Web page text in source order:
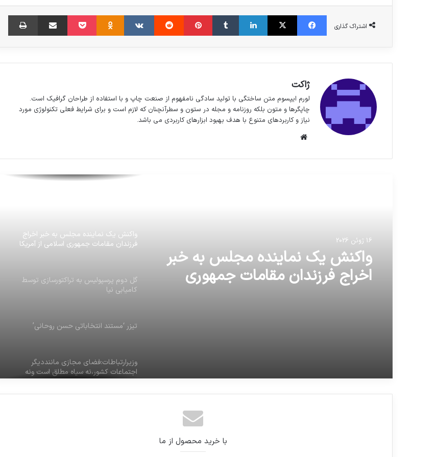
اشتراک گذاری
فیس بوک X لینکدین ‫تامبلر ‫پین‌ترست ‫رددیت ‫VKontakte
‫Odnoklassniki
پاکت اشتراک گذاری از طریق ایمیل چاپ
ژاکت
لورم ایپسوم متن ساختگی با تولید سادگی نامفهوم از صنعت چاپ و با استفاده از طراحان گرافیک است.
چاپگرها و متون بلکه روزنامه و مجله در ستون و سطرآنچنان که لازم است و برای شرایط فعلی تکنولوژی مورد
نیاز و کاربردهای متنوع با هدف بهبود ابزارهای کاربردی می باشد.
16 ژوئن 2026
واکنش یک نماینده مجلس به خبر
اخراج فرزندان مقامات جمهوری
گل دوم پرسپولیس به تراکتورسازی توسط
کامیابی نیا
وزیرارتباطات:فضای مجازی ماننددیگر
اجتماعات کشور،نه سیاه مطلق است ونه
سفید
واکنش یک نماینده مجلس به خبر اخراج
فرزندان مقامات جمهوری اسلامی از آمریکا
گل دوم پرسپولیس به تراکتورسازی توسط
کامیابی نیا
تیزر ‘مستند انتخاباتی حسن روحانی’
وزیرارتباطات:فضای مجازی ماننددیگر
اجتماعات کشور،نه سیاه مطلق است ونه
سفید
با خرید محصول از ما